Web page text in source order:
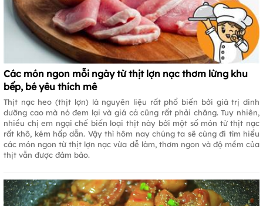
Các món ngon mỗi ngày từ thịt lợn nạc thơm lừng khu
bếp, bé yêu thích mê
Thịt nạc heo (thịt lợn) là nguyên liệu rất phổ biến bởi giá trị dinh
dưỡng cao mà nó đem lại và giá cả cũng rất phải chăng. Tuy nhiên,
nhiều chị em ngại chế biến loại thịt này bởi một số món từ thịt nạc
rất khô, kém hấp dẫn. Vậy thì hôm nay chúng ta sẽ cùng đi tìm hiểu
các món ngon từ thịt lợn nạc vừa dễ làm, thơm ngon và độ mềm của
thịt vẫn được đảm bảo.